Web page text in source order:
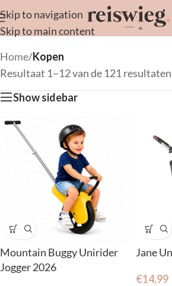
Skip to navigation
Skip to main content
Home/Kopen
Resultaat 1–12 van de 121
Show sidebar
Mountain Buggy Unirider
Jogger 2026
Jane
€14,99